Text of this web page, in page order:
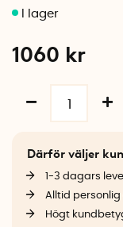
1060 kr
Därför väljer
1-3 dagars
Alltid
Högt